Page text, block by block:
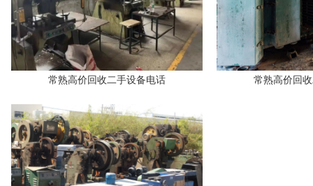
常熟高价回收二手设备电话 常熟高价回